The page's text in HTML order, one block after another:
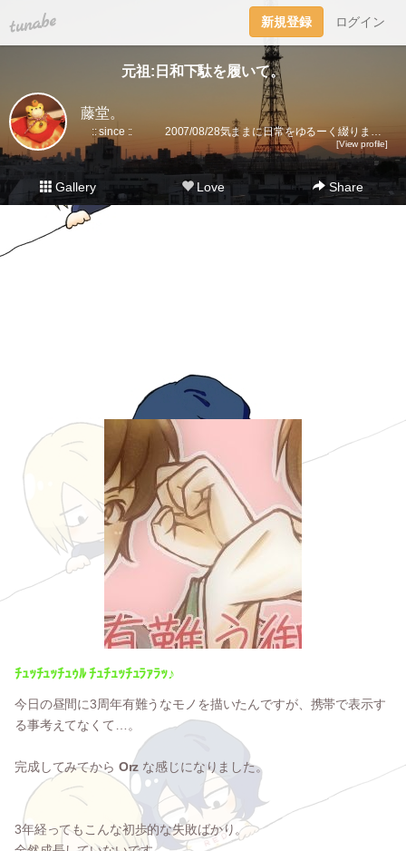
tuna.be 新規登録 ログイン
元祖:日和下駄を履いて。
藤堂。
:: since :: 2007/08/28気ままに日常をゆるーく綴ります。▼趣味丸出し。▼トラベラーズノート愛好家。 →書籍に一部載せていただきました★(奇跡)▼小さいノート活用術▼FLEXNOTEも活用しています。▼他、手帳・文房具大好き。▼2018に都内→田舎に移住。▼プラ板・レジン・手芸などハンドメイドをたまに▼メインはインスタです。
[View profile]
Gallery Love Share
ﾁｭｯﾁｭｯﾁｭｩﾙ ﾁｭﾁｭｯﾁｭﾗｧﾗｯ♪
今日の昼間に3周年有難うなモノを描いたんですが、携帯で表示す
る事考えてなくて…。
完成してみてから Orz な感じになりました。
3年経ってもこんな初歩的な失敗ばかり。